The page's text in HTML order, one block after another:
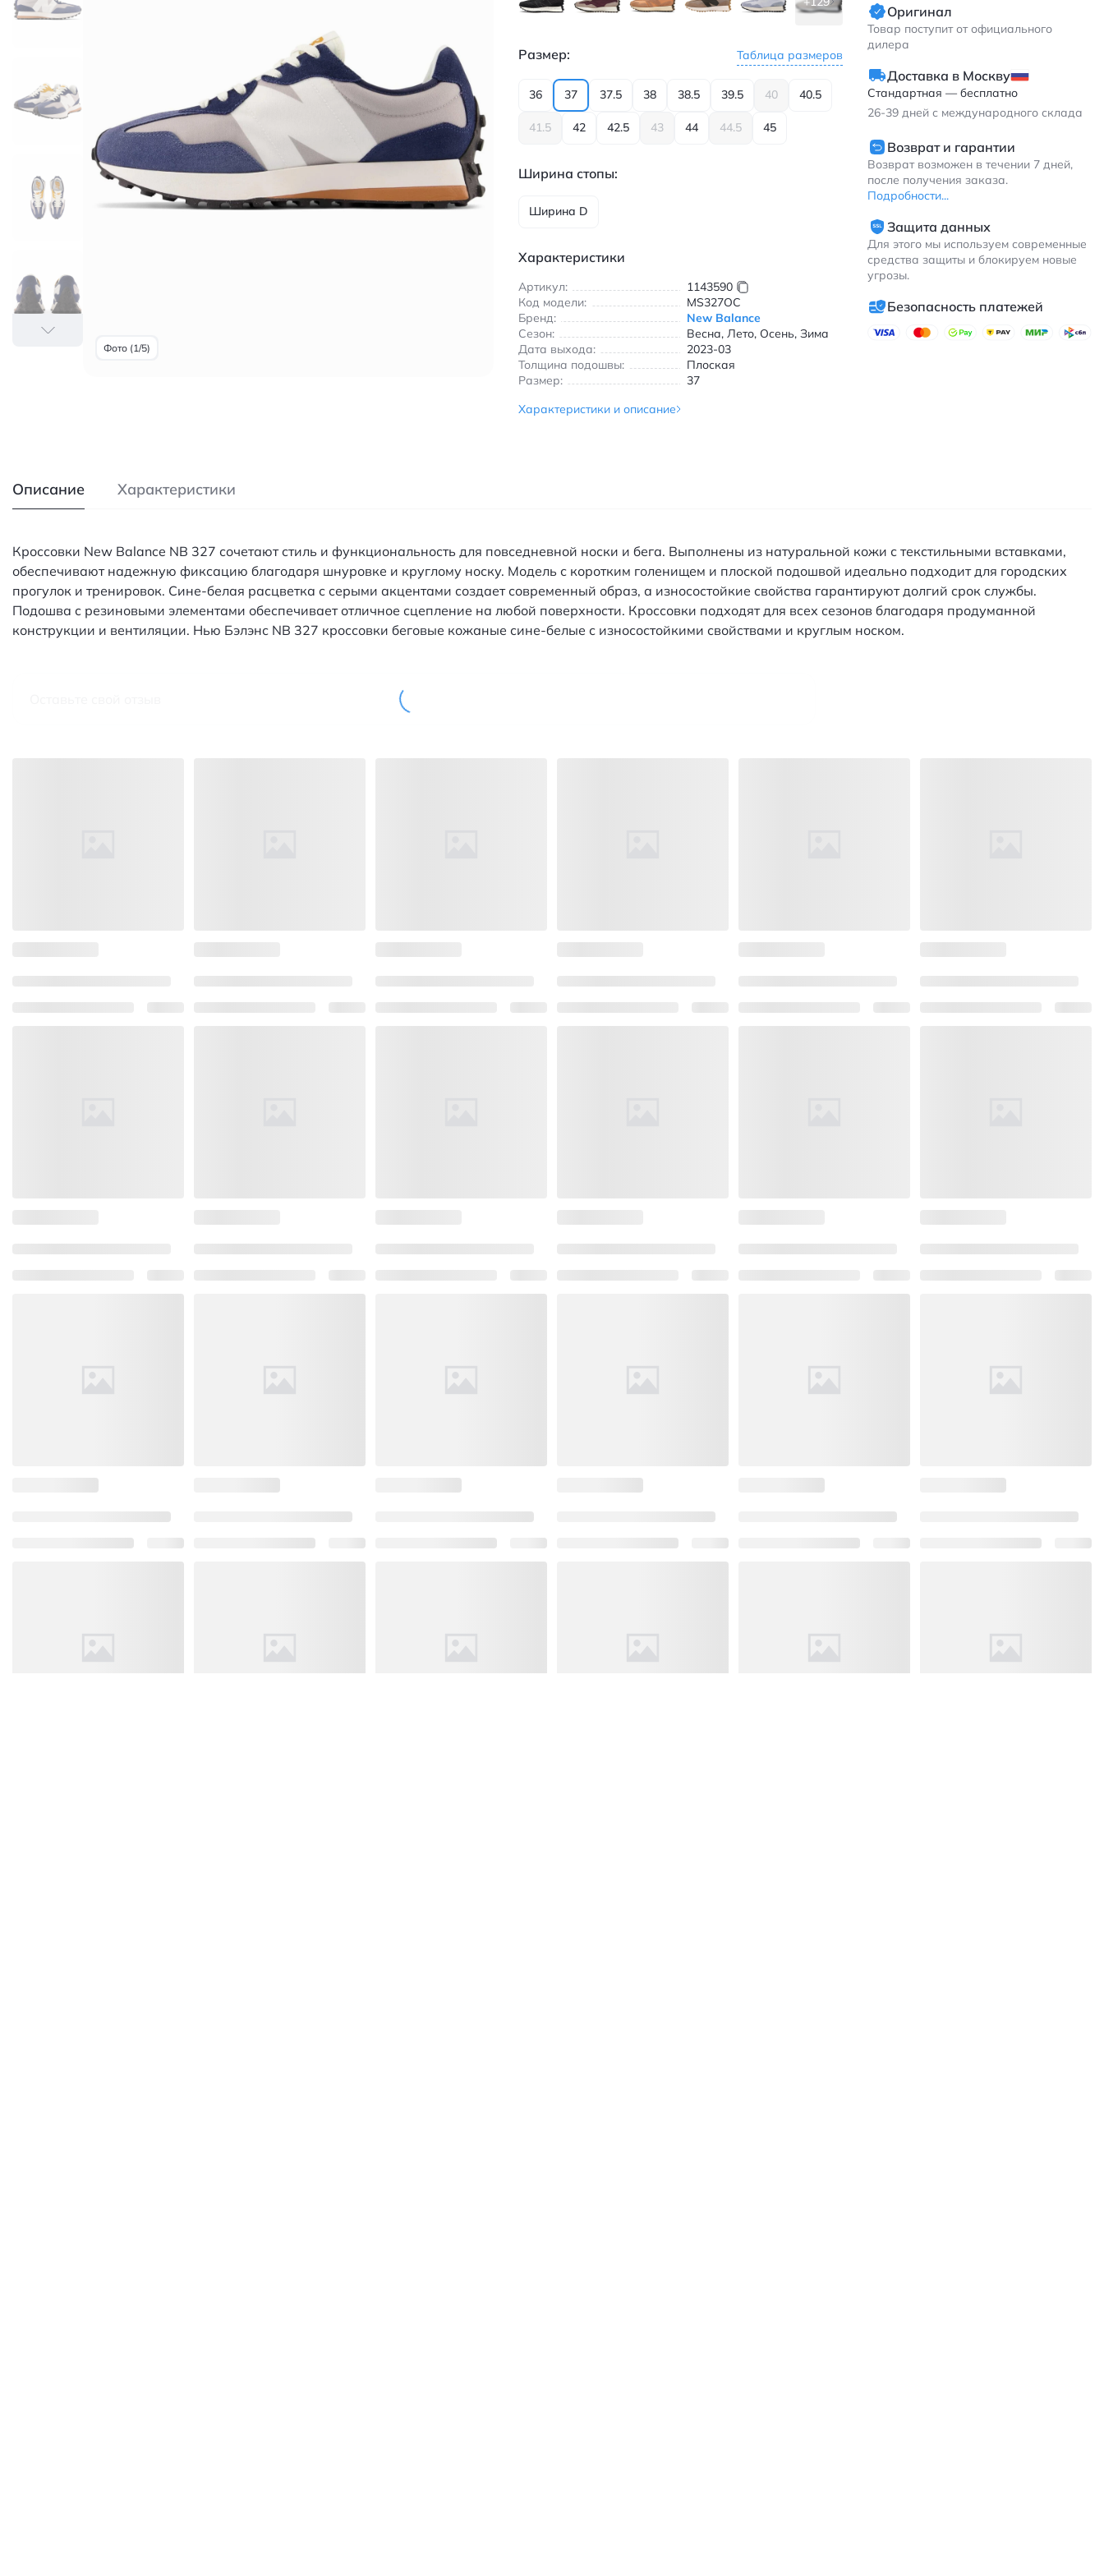
Фото (1/5)
Размер: Таблица размеров
36 37 37.5 38 38.5 39.5 40 40.5
41.5 42 42.5 43 44 44.5 45
Ширина стопы:
Ширина D
Характеристики
Артикул:
1143590
Код модели:
MS327OC
Бренд:
New Balance
Сезон:
Весна, Лето, Осень, Зима
Дата выхода:
2023-03
Толщина подошвы:
Плоская
Размер:
37
Характеристики и описание
Оригинал
Товар поступит от официального
дилера
Доставка в Москву
Стандартная — бесплатно
26-39 дней с международного склада
Возврат и гарантии
Возврат возможен в течении 7 дней,
после получения заказа.
Подробности...
Защита данных
Для этого мы используем современные
средства защиты и блокируем новые
угрозы.
Безопасность платежей
Описание Характеристики
Кроссовки New Balance NB 327 сочетают стиль и функциональность для повседневной носки и бега. Выполнены из натуральной кожи с текстильными вставками,
обеспечивают надежную фиксацию благодаря шнуровке и круглому носку. Модель с коротким голенищем и плоской подошвой идеально подходит для городских
прогулок и тренировок. Сине-белая расцветка с серыми акцентами создает современный образ, а износостойкие свойства гарантируют долгий срок службы.
Подошва с резиновыми элементами обеспечивает отличное сцепление на любой поверхности. Кроссовки подходят для всех сезонов благодаря продуманной
конструкции и вентиляции. Нью Бэлэнс NB 327 кроссовки беговые кожаные сине-белые с износостойкими свойствами и круглым носком.